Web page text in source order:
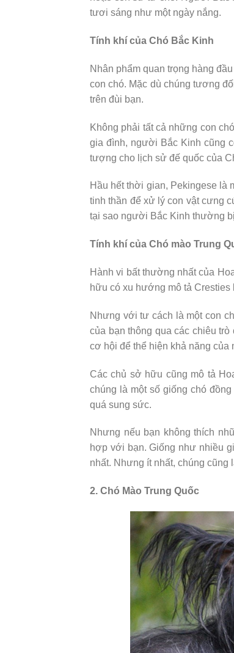
tươi sáng như một ngày nắng.
Tính khí của Chó Bắc Kinh
Nhân phẩm quan trọng hàng
con chó. Mặc dù chúng tương
trên đùi bạn.
Không phải tất cả những con
gia đình, người Bắc Kinh cũng
tượng cho lịch sử đế quốc của
Hầu hết thời gian, Pekingese là
tinh thần để xử lý con vật cưng
tại sao người Bắc Kinh thường bị
Tính khí của Chó mào Trung
Hành vi bất thường nhất của
hữu có xu hướng mô tả Cresties
Nhưng với tư cách là một con
của bạn thông qua các chiêu
cơ hội để thể hiện khả năng của
Các chủ sở hữu cũng mô tả
chúng là một số giống chó
quá sung sức.
Nhưng nếu bạn không thích
hợp với bạn. Giống như nhiều
nhất. Nhưng ít nhất, chúng cũng
2. Chó Mào Trung Quốc